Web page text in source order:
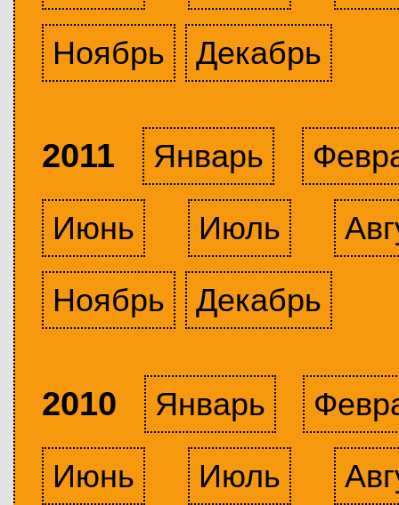
Ноябрь
Декабрь
2011 Январь
Июнь
Июль
Ноябрь
Декабрь
2010 Январь
Июнь
Июль